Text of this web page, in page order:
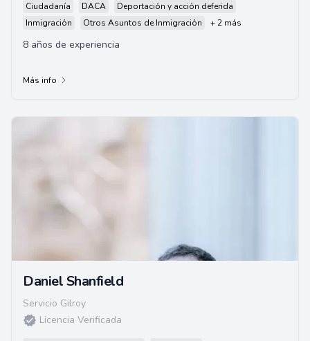
Ciudadanía DACA
Deportación y acción deferida
Inmigración
Otros Asuntos de Inmigración + 2 más
8 años de experiencia
Más info
Daniel Shanfield
Servicio Gilroy
Licencia Verificada